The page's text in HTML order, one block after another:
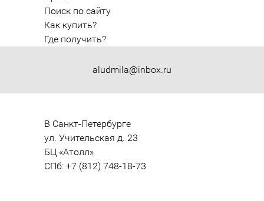
aludmila@inbox.ru
Поиск по сайту
Как купить?
Где получить?
В Санкт-Петербурге
ул. Учительская д. 23
БЦ «Атолл»
СПб: +7 (812) 748-18-73